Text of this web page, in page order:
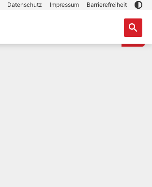
Datenschutz Impressum Barrierefreiheit